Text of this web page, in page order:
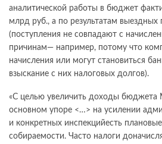
аналитической работы в бюджет
млрд руб., а по результатам
(поступления не совпадают с
причинам— например, потому что
начисления или могут становиться
взыскание с них налоговых долгов).
«С целью увеличить доходы бюджета
основном упоре <…> на усилении
и конкретных инспекцийесть
собираемости. Часто налоги